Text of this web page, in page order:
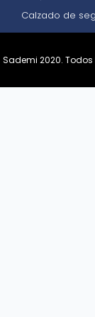
Calzado de
Sademi 2020.